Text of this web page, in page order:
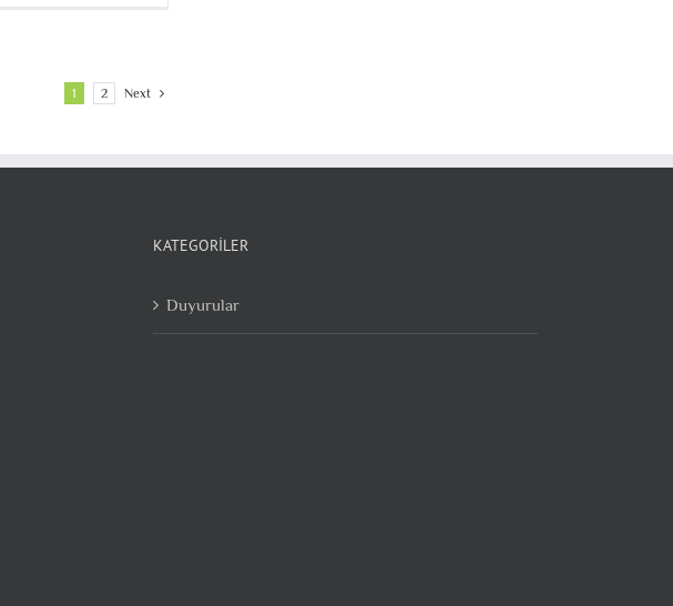
1 2 Next
KATEGORILER
Duyurular